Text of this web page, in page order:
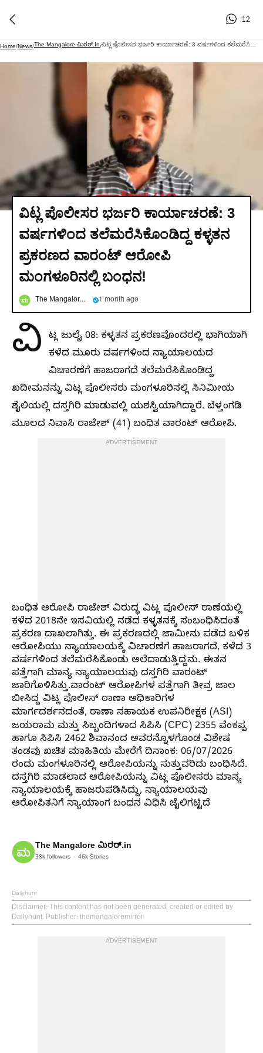
12
Home/News/The Mangalore ಮಿರರ್.in/
ವಿಟ್ಲ ಪೊಲೀಸರ ಭರ್ಜರಿ ಕಾರ್ಯಾಚರಣೆ: 3
ವರ್ಷಗಳಿಂದ ತಲೆಮರೆಸಿಕೊಂಡಿದ್ದ ಕಳ್ಳತನ
ಪ್ರಕರಣದ ವಾರಂಟ್ ಆರೋಪಿ
ಮಂಗಳೂರಿನಲ್ಲಿ ಬಂಧನ!
The Mangalore ಮಿರರ್.in 1 month ago
ವಿ ಟ್ಲ ಜುಲೈ 08: ಕಳ್ಳತನ ಪ್ರಕರಣವೊಂದರಲ್ಲಿ ಭಾಗಿಯಾಗಿ
ಕಳೆದ ಮೂರು ವರ್ಷಗಳಿಂದ ನ್ಯಾಯಾಲಯದ
ವಿಚಾರಣೆಗೆ ಹಾಜರಾಗದೆ ತಲೆಮರೆಸಿಕೊಂಡಿದ್ದ
ಖದೀಮನನ್ನು ವಿಟ್ಲ ಪೊಲೀಸರು ಮಂಗಳೂರಿನಲ್ಲಿ ಸಿನಿಮೀಯ
ಶೈಲಿಯಲ್ಲಿ ದಸ್ತಗಿರಿ ಮಾಡುವಲ್ಲಿ ಯಶಸ್ವಿಯಾಗಿದ್ದಾರೆ. ಬೆಳ್ತಂಗಡಿ
ಮೂಲದ ನಿವಾಸಿ ರಾಜೇಶ್ (41) ಬಂಧಿತ ವಾರಂಟ್ ಆರೋಪಿ.
ADVERTISEMENT
ಬಂಧಿತ ಆರೋಪಿ ರಾಜೇಶ್ ವಿರುದ್ಧ ವಿಟ್ಲ ಪೊಲೀಸ್ ಠಾಣೆಯಲ್ಲಿ
ಕಳೆದ 2018ನೇ ಇಸವಿಯಲ್ಲಿ ನಡೆದ ಕಳ್ಳತನಕ್ಕೆ ಸಂಬಂಧಿಸಿದಂತೆ
ಪ್ರಕರಣ ದಾಖಲಾಗಿತ್ತು. ಈ ಪ್ರಕರಣದಲ್ಲಿ ಜಾಮೀನು ಪಡೆದ ಬಳಿಕ
ಆರೋಪಿಯು ನ್ಯಾಯಾಲಯಕ್ಕೆ ವಿಚಾರಣೆಗೆ ಹಾಜರಾಗದೆ, ಕಳೆದ 3
ವರ್ಷಗಳಿಂದ ತಲೆಮರೆಸಿಕೊಂಡು ಅಲೆದಾಡುತ್ತಿದ್ದನು. ಈತನ
ಪತ್ತೆಗಾಗಿ ಮಾನ್ಯ ನ್ಯಾಯಾಲಯವು ದಸ್ತಗಿರಿ ವಾರಂಟ್
ಜಾರಿಗೊಳಿಸಿತ್ತು.ವಾರಂಟ್ ಆರೋಪಿಗಳ ಪತ್ತೆಗಾಗಿ ತೀವ್ರ ಜಾಲ
ಬೀಸಿದ್ದ ವಿಟ್ಲ ಪೊಲೀಸ್ ಠಾಣಾ ಅಧಿಕಾರಿಗಳ
ಮಾರ್ಗದರ್ಶನದಂತೆ, ಠಾಣಾ ಸಹಾಯಕ ಉಪನಿರೀಕ್ಷಕ (ASI)
ಜಯರಾಮ ಮತ್ತು ಸಿಬ್ಬಂದಿಗಳಾದ ಸಿಪಿಸಿ (CPC) 2355 ವೆಂಕಪ್ಪ
ಹಾಗೂ ಸಿಪಿಸಿ 2462 ಶಿವಾನಂದ ಅವರನ್ನೊಳಗೊಂಡ ವಿಶೇಷ
ತಂಡವು ಖಚಿತ ಮಾಹಿತಿಯ ಮೇರೆಗೆ ದಿನಾಂಕ: 06/07/2026
ರಂದು ಮಂಗಳೂರಿನಲ್ಲಿ ಆರೋಪಿಯನ್ನು ಸುತ್ತುವರಿದು ಬಂಧಿಸಿದೆ.
ದಸ್ತಗಿರಿ ಮಾಡಲಾದ ಆರೋಪಿಯನ್ನು ವಿಟ್ಲ ಪೊಲೀಸರು ಮಾನ್ಯ
ನ್ಯಾಯಾಲಯಕ್ಕೆ ಹಾಜರುಪಡಿಸಿದ್ದು, ನ್ಯಾಯಾಲಯವು
ಆರೋಪಿತನಿಗೆ ನ್ಯಾಯಾಂಗ ಬಂಧನ ವಿಧಿಸಿ ಜೈಲಿಗಟ್ಟಿದೆ
The Mangalore ಮಿರರ್.in
38k followers 46k Stories
Dailyhunt
Disclaimer: This content has not been generated, created or edited by
Dailyhunt. Publisher: themangaloremirror
ADVERTISEMENT